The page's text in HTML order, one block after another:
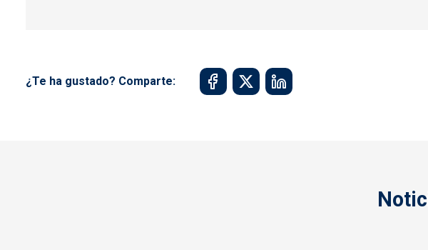
¿Te ha gustado? Comparte: